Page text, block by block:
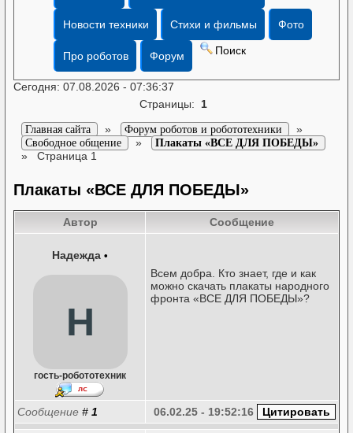
Новости техники Стихи и фильмы Фото
Про роботов Форум Поиск
Сегодня: 07.08.2026 - 07:36:37
Страницы: 1
Главная сайта » Форум роботов и робототехники »
Свободное общение » Плакаты «ВСЕ ДЛЯ ПОБЕДЫ»
» Страница 1
Плакаты «ВСЕ ДЛЯ ПОБЕДЫ»
Автор Сообщение
Надежда •
Н
гость-робототехник
Всем добра. Кто знает, где и как
можно скачать плакаты народного
фронта «ВСЕ ДЛЯ ПОБЕДЫ»?
Сообщение # 1 06.02.25 - 19:52:16